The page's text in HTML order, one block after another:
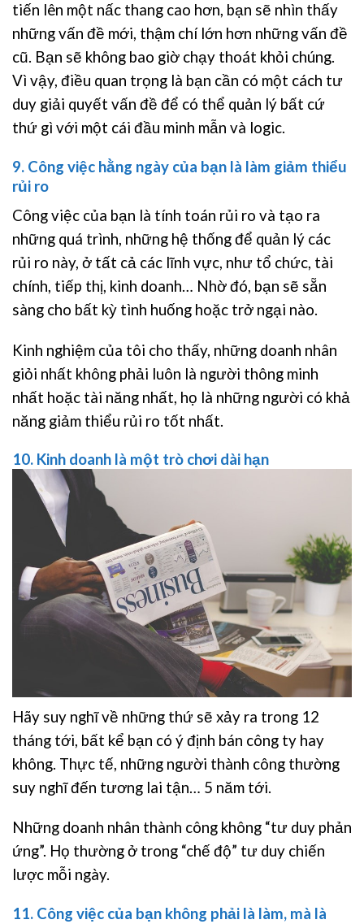
tiến lên một nấc thang cao hơn, bạn sẽ nhìn thấy
những vấn đề mới, thậm chí lớn hơn những vấn đề
cũ. Bạn sẽ không bao giờ chạy thoát khỏi chúng.
Vì vậy, điều quan trọng là bạn cần có một cách tư
duy giải quyết vấn đề để có thể quản lý bất cứ
thứ gì với một cái đầu minh mẫn và logic.
9. Công việc hằng ngày của bạn là làm giảm thiểu
rủi ro
Công việc của bạn là tính toán rủi ro và tạo ra
những quá trình, những hệ thống để quản lý các
rủi ro này, ở tất cả các lĩnh vực, như tổ chức, tài
chính, tiếp thị, kinh doanh… Nhờ đó, bạn sẽ sẵn
sàng cho bất kỳ tình huống hoặc trở ngại nào.
Kinh nghiệm của tôi cho thấy, những doanh nhân
giỏi nhất không phải luôn là người thông minh
nhất hoặc tài năng nhất, họ là những người có khả
năng giảm thiểu rủi ro tốt nhất.
10. Kinh doanh là một trò chơi dài hạn
Hãy suy nghĩ về những thứ sẽ xảy ra trong 12
tháng tới, bất kể bạn có ý định bán công ty hay
không. Thực tế, những người thành công thường
suy nghĩ đến tương lai tận… 5 năm tới.
Những doanh nhân thành công không “tư duy phản
ứng”. Họ thường ở trong “chế độ” tư duy chiến
lược mỗi ngày.
11. Công việc của bạn không phải là làm, mà là